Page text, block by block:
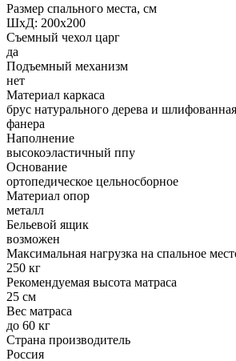
Размер спального места, см
ШxД: 200x200
Съемный чехол царг
да
Подъемный механизм
нет
Материал каркаса
брус натурального дерева и
фанера
Наполнение
высокоэластичный ппу
Основание
ортопедическое цельносборное
Материал опор
металл
Бельевой ящик
возможен
Максимальная нагрузка на спальное
250 кг
Рекомендуемая высота матраса
25 см
Вес матраса
до 60 кг
Страна производитель
Россия